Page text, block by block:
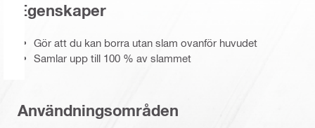
Egenskaper
Gör att du kan borra utan slam ovanför huvudet
Samlar upp till 100 % av slammet
Användningsområden